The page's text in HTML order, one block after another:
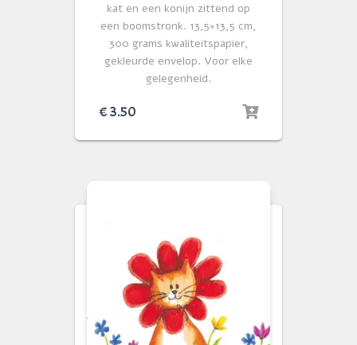
kat en een konijn zittend op
een boomstronk. 13,5×13,5 cm,
300 grams kwaliteitspapier,
gekleurde envelop. Voor elke
gelegenheid.
€3.50